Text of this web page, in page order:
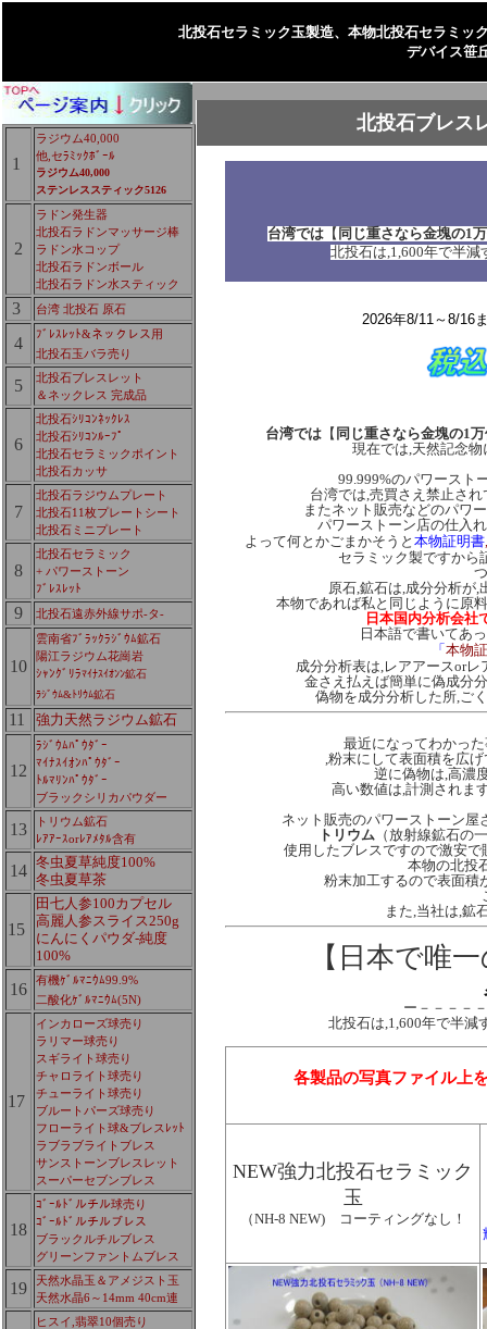
北投石セラミック玉製造、 本物北投石セラミッ
デバイス笹
1
ラジウム40,000
他,セﾗﾐｯｸﾎﾞｰﾙ
ラジウム40,000
ステンレススティック5126
2
ラドン発生器
北投石ラドンマッサージ棒
ラドン水コップ
北投石ラドンボール
北投石ラドン水スティック
3 台湾 北投石 原石
4
ﾌﾞﾚｽﾚｯﾄ&ネックレス用
北投石玉バラ売り
5
北投石ブレスレット
＆ネックレス 完成品
6
北投石ｼﾘｺﾝﾈｯｸﾚｽ
北投石ｼﾘｺﾝﾙｰﾌﾟ
北投石セラミックポイント
北投石カッサ
7
北投石ラジウムプレート
北投石11枚プレートシート
北投石ミニプレート
8
北投石セラミック
+ パワーストーン
ﾌﾞﾚｽﾚｯﾄ
9 北投石遠赤外線サポ-タ-
10
雲南省ﾌﾞﾗｯｸﾗｼﾞｳﾑ鉱石
陽江ラジウム花崗岩
ｼｬﾝｸﾞﾘﾗﾏｲﾅｽｲｵﾝﾝ鉱石
ﾗｼﾞｳﾑ&ﾄﾘｳﾑ鉱石
11 強力天然ラジウム鉱石
12
ﾗｼﾞｳﾑﾊﾟｳﾀﾞｰ
ﾏｲﾅｽｲｵﾝﾊﾟｳﾀﾞｰ
ﾄﾙﾏﾘﾝﾊﾟｳﾀﾞｰ
ブラックシリカパウダー
13
トリウム鉱石
ﾚｱｱｰｽorﾚｱﾒﾀﾙ含有
14 冬虫夏草純度100%
冬虫夏草茶
15
田七人参100カプセル
高麗人参スライス250g
にんにくパウダ-純度
100%
16
有機ｹﾞﾙﾏﾆｳﾑ99.9%
二酸化ｹﾞﾙﾏﾆｳﾑ(5N)
17
インカローズ球売り
ラリマー球売り
スギライト球売り
チャロライト球売り
チューライト球売り
ブルートパーズ球売り
フローライト球&ブレスﾚｯﾄ
ラブラブライトブレス
サンストーンブレスレット
スーパーセブンブレス
18
ｺﾞｰﾙﾄﾞルチル球売り
ｺﾞｰﾙﾄﾞルチルブレス
ブラックルチルブレス
グリーンファントムブレス
19
天然水晶玉＆アメジスト玉
天然水晶6～14mm 40cm連
ヒスイ,翡翠10個売り
北投石ブレス
台湾では 【 同じ重さなら金塊の1
北投石は,1,600年で半
2026年8/11～8/16
台湾では 【 同じ重さなら金塊の1
現在では,天然記念
99.999%のパワースト
台湾では,売買さえ禁止さ
またネット販売などのパワ
パワーストーン店の仕入
よって何とかごまかそうと 本物証明書,
セラミック製ですから
原石,鉱石は,成分分析が
本物であれば私と同じように原
日本国内分析会社
日本語で書いてあ
「 本物
成分分析表は,レアアースor
金さえ払えば簡単に偽成分
偽物を成分分析した所,ご
最近になってわかっ
,粉末にして表面積を広
逆に偽物は,高濃
高い数値は,計測されま
ネット販売のパワーストーン屋
トリウム （放射線鉱石の
使用したブレスですので激安
本物の北投
粉末加工するので表面積
また,当社は,鉱
【日本で唯
ー－－－－
北投石は,1,600年で半減
各製品の写真ファイル上
NEW強力北投石セラミック
玉
（NH-8 NEW) コーティングなし！